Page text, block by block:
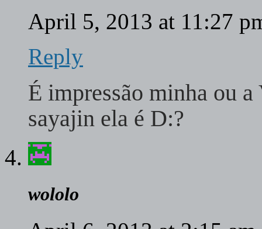
April 5, 2013 at 11:27
Reply
É impressão minha ou
sayajin ela é D:?
wololo